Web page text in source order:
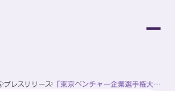
プレスリリース
「東京ベンチャー企業選手権大会